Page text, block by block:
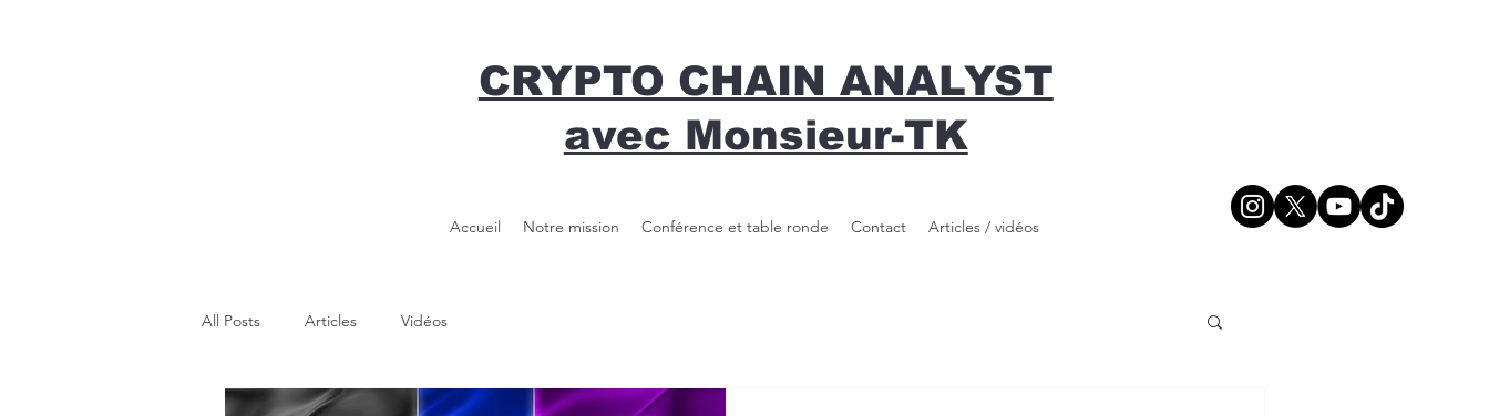
CRYPTO CHAIN ANALYST
avec Monsieur-TK
Accueil Notre mission Conférence et table ronde Contact Articles / vidéos
All Posts Articles Vidéos